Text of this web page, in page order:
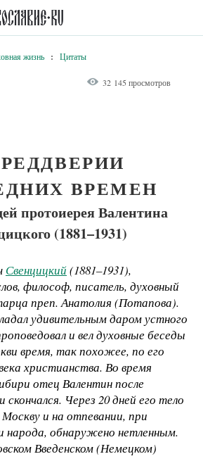
жизнь : Цитаты
32 145 просмотров
ВРЕМЕН
протоиерея Валентина
(1881–1931)
Свенцицкий(1881–1931),
философ, писатель, духовный
преп. Анатолия (Потапова).
удивительным даром устного
и вел духовные беседы
время, так похожее, по его
христианства. Во время
отец Валентин после
скончался. Через 20 дней его тело
и на отпевании, при
народа, обнаружено нетленным.
Введенском (Немецком)